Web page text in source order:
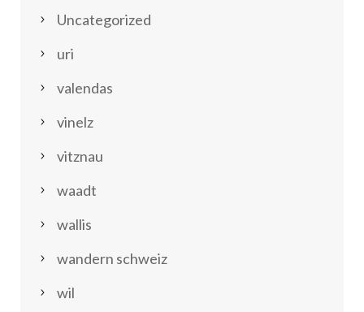
Uncategorized
uri
valendas
vinelz
vitznau
waadt
wallis
wandern schweiz
wil